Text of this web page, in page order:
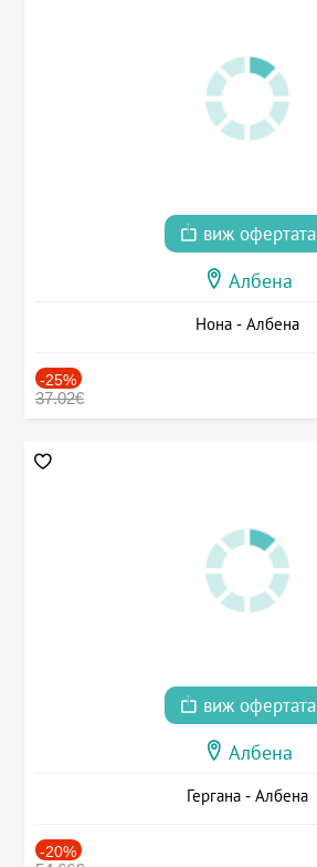
виж офертата
Албена
Нона - Албена
-25%
37.02€
виж офертата
Албена
Гергана - Албена
-20%